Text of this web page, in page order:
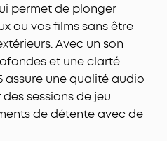
minutes. Le Space One Pro
autonomie de 40
et de 60 heures avec
tout au long de la journée :
courriers, le bandeau de
du Space One Pro et
à relaxation font du
pendant les longues
permet de plonger
ou vos films sans être
Avec un son
et une clarté
assure une qualité audio
sessions de jeu
de détente avec de